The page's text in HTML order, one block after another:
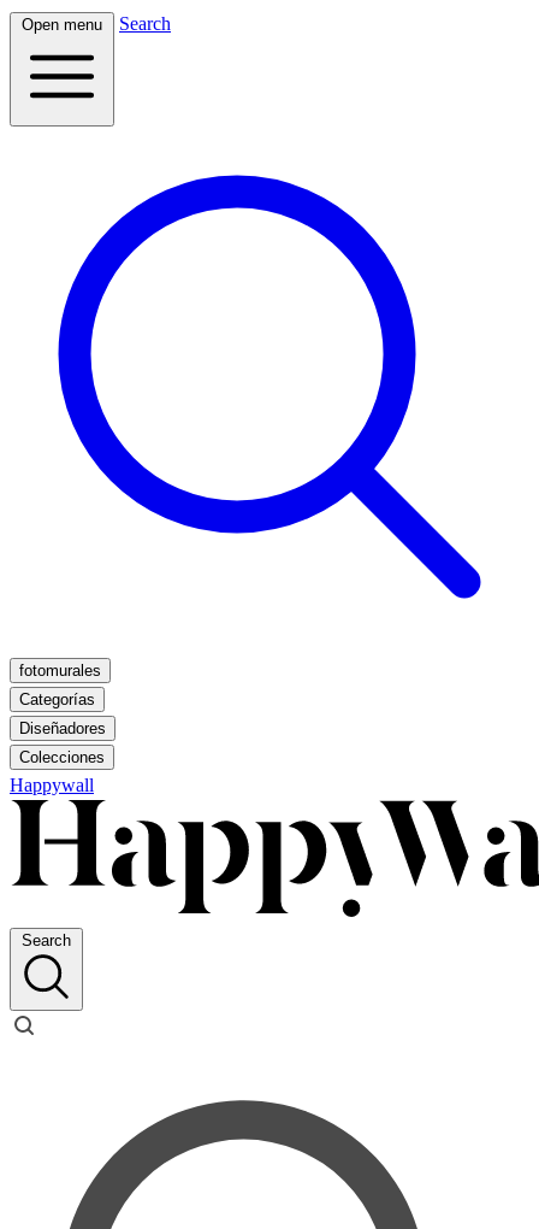
Open menu Search
fotomurales
Categorías
Diseñadores
Colecciones
Happywall
Search